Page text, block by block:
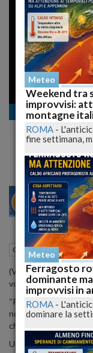
Cronaca
Sanremo
Cronaca nazionale
(VIDEO IN BASSO)
volto: i tratti severi, lo
“Perché sono figlio
non ho mai cercato il
chitarrista e un autore
Un chitarrista fuori
Meteo
Weekend tra
improvvisi:
montagne
ROMA -
fine settimana,
Meteo
Ferragosto
dominante
improvvisi in
ROMA -
dominare la